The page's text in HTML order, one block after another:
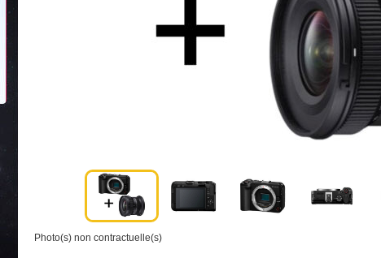
Photo(s) non contractuelle(s)